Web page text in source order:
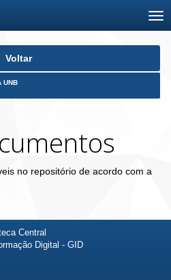
Voltar
UNB
no repositório de acordo com a
Central
Digital - GID